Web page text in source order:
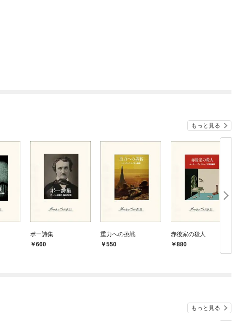
もっと見る
ポー詩集
660
重力への挑戦
550
赤後家の殺人
880
もっと見る